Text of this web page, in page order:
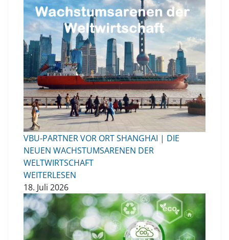
VBU-PARTNER VOR ORT SHANGHAI | DIE
NEUEN WACHSTUMSARENEN DER
WELTWIRTSCHAFT
WEITERLESEN
18. Juli 2026